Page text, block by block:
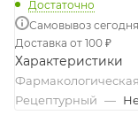
Достаточно
Самовывоз
Доставка от 100 ₽
Характеристики
Рецептурный —